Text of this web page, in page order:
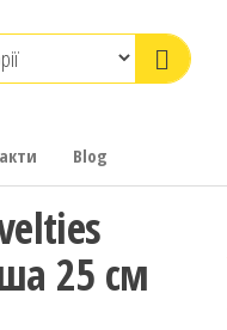
Blog
25 см